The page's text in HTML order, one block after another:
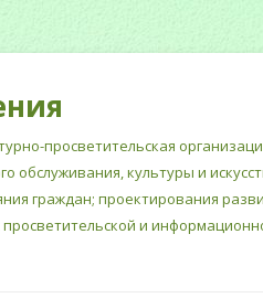
просветительская
обслуживания, культуры и
граждан; проектирования
и